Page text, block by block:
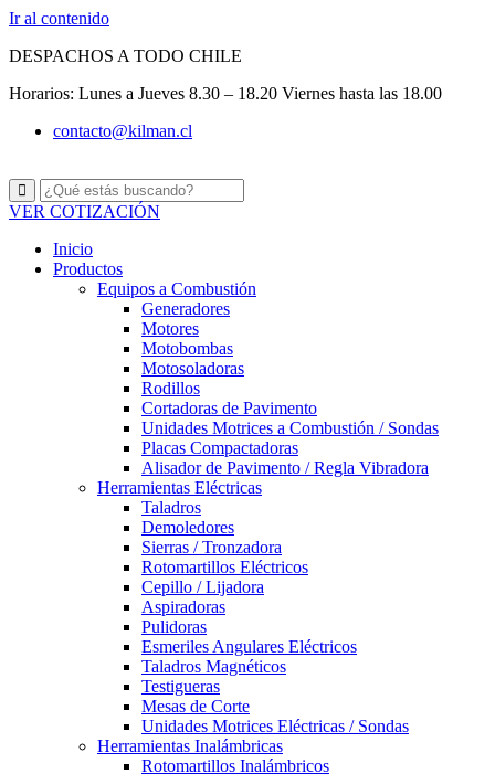
Ir al contenido
DESPACHOS A TODO CHILE
Horarios: Lunes a Jueves 8.30 – 18.20 Viernes hasta las 18.00
contacto@kilman.cl
VER COTIZACIÓN
Inicio
Productos
Equipos a Combustión
Generadores
Motores
Motobombas
Motosoladoras
Rodillos
Cortadoras de Pavimento
Unidades Motrices a Combustión / Sondas
Placas Compactadoras
Alisador de Pavimento / Regla Vibradora
Herramientas Eléctricas
Taladros
Demoledores
Sierras / Tronzadora
Rotomartillos Eléctricos
Cepillo / Lijadora
Aspiradoras
Pulidoras
Esmeriles Angulares Eléctricos
Taladros Magnéticos
Testigueras
Mesas de Corte
Unidades Motrices Eléctricas / Sondas
Herramientas Inalámbricas
Rotomartillos Inalámbricos